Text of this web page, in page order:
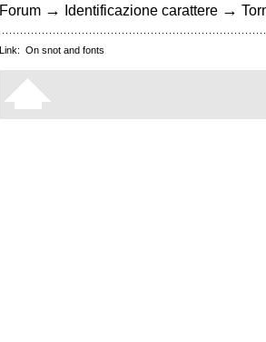
Forum → Identificazione carattere →
Link: On snot and fonts